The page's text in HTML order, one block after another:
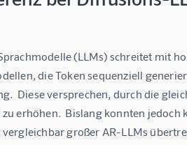
(LLMs) schreitet mit
die Token sequenziell
Diese versprechen, durch die
erhöhen.  Bislang konnten
großer AR-LLMs